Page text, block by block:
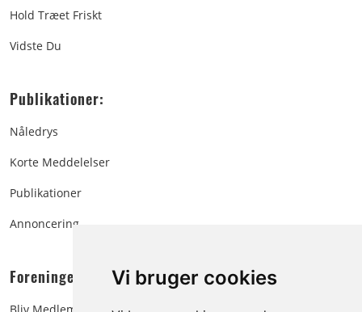
Vi bruger cookies
Hold Træet Friskt
Vidste Du
Publikationer:
Nåledrys
Korte Meddelelser
Publikationer
Annoncering
Foreningen: